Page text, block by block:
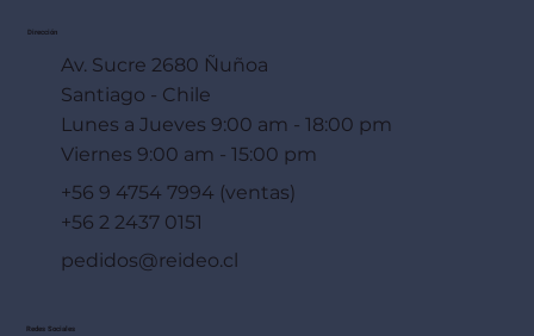
Dirección
Av. Sucre 2680 Ñuñoa
Santiago - Chile
Lunes a Jueves 9:00 am - 18:00 pm
Viernes 9:00 am - 15:00 pm
+56 9 4754 7994 (ventas)
+56 2 2437 0151
pedidos@reideo.cl
Redes Sociales